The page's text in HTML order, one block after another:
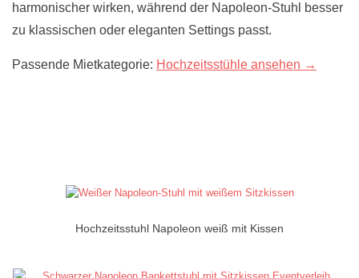
harmonischer wirken, während der Napoleon-Stuhl besser
zu klassischen oder eleganten Settings passt.
Passende Mietkategorie: Hochzeitsstühle ansehen →
Hochzeitsstuhl Napoleon weiß mit Kissen